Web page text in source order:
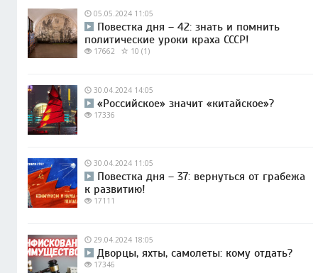
05.05.2024 11:05
Повестка дня – 42: знать и помнить
политические уроки краха СССР!
17662 10 (1)
30.04.2024 14:05
«Российское» значит «китайское»?
17336
30.04.2024 11:05
Повестка дня – 37: вернуться от грабежа
к развитию!
17111
29.04.2024 18:05
Дворцы, яхты, самолеты: кому отдать?
17346